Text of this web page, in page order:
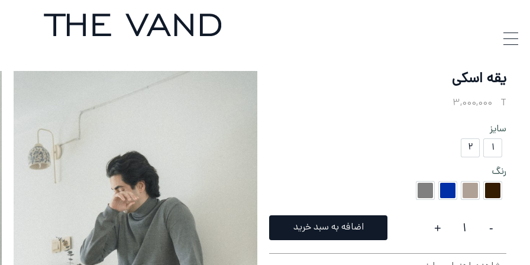
یقه اسکی
3,000,000
T
سایز
۱۱ ۲۲
رنگ
قهوه‌ای تیره
نسکافه‌ایآبی د وند
طوسی
یقه اسکی QUANTITY -
+ اضافه به سبد خرید